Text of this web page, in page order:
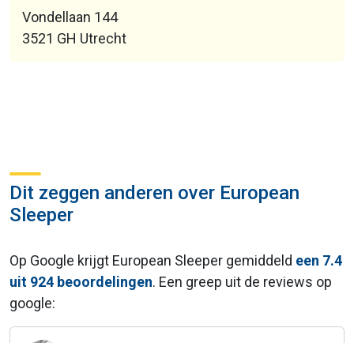
Vondellaan 144
3521 GH Utrecht
Dit zeggen anderen over European
Sleeper
Op Google krijgt European Sleeper gemiddeld een 7.4
uit 924 beoordelingen. Een greep uit de reviews op
google: